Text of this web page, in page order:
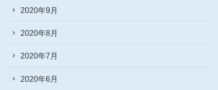
2020年9月
2020年8月
2020年7月
2020年6月